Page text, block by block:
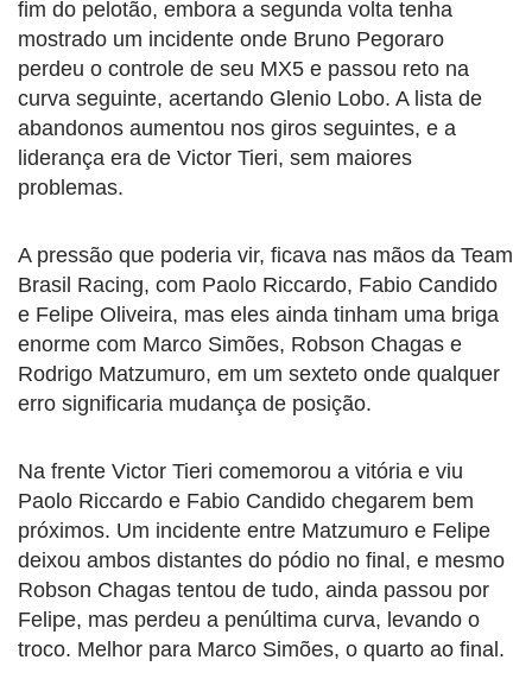
fim do pelotão, embora a segunda volta tenha
mostrado um incidente onde Bruno Pegoraro
perdeu o controle de seu MX5 e passou reto na
curva seguinte, acertando Glenio Lobo. A lista de
abandonos aumentou nos giros seguintes, e a
liderança era de Victor Tieri, sem maiores
problemas.
A pressão que poderia vir, ficava nas mãos da Team
Brasil Racing, com Paolo Riccardo, Fabio Candido
e Felipe Oliveira, mas eles ainda tinham uma briga
enorme com Marco Simões, Robson Chagas e
Rodrigo Matzumuro, em um sexteto onde qualquer
erro significaria mudança de posição.
Na frente Victor Tieri comemorou a vitória e viu
Paolo Riccardo e Fabio Candido chegarem bem
próximos. Um incidente entre Matzumuro e Felipe
deixou ambos distantes do pódio no final, e mesmo
Robson Chagas tentou de tudo, ainda passou por
Felipe, mas perdeu a penúltima curva, levando o
troco. Melhor para Marco Simões, o quarto ao final.